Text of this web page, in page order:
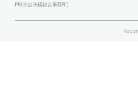
PR(渋谷法務総合事務所)